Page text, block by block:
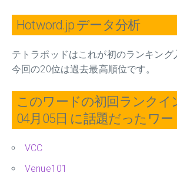
Hotword.jp データ分析
テトラポッドはこれが初のランキング
今回の20位は過去最高順位です。
このワードの初回ランクイ
04月05日 に話題だったワー
VCC
Venue101